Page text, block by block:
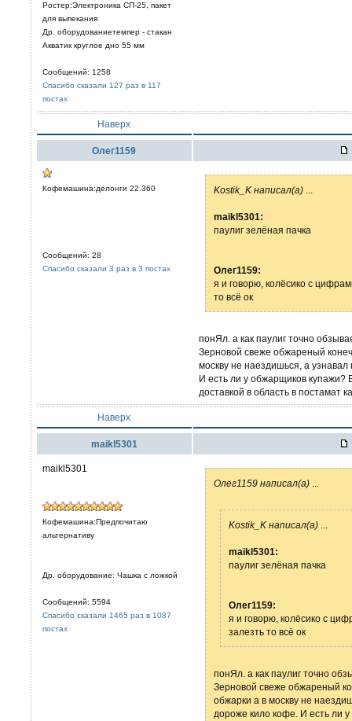
Ростер:Электроника СП-25, пакет
для выпекания
Др. оборудованиетемпер - стакан
Акватик круглое дно 55 мм
Сообщений: 1258
Спасибо сказали 127 раз в 117
постах
Наверх
Олег1159
Кофемашина:делонги 22.360
Сообщений: 28
Спасибо сказали 3 раз в 3 постах
Kostik_K написал(а)
maikl5301:
паулиг зелёная пачка
Олег1159:
я и говорю, колёсико с
то всё ок
понЯл. а как паулиг точно
Зерновой свеже обжареный
москву не наездишься, а узнавал
И есть ли у обжарщиков купажи?
доставкой в область в постамат
Наверх
maikl5301
maikl5301
Кофемашина:Предпочитаю
альтернативу
Др. оборудование: Чашка с ложкой
Сообщений: 5594
Спасибо сказали 1465 раз в 1087
постах
Олег1159 написал(а)
Kostik_K написал(а)
maikl5301:
паулиг зелёная пачка
Олег1159:
я и говорю, колёсико с
залезть то всё ок
понЯл. а как паулиг точно
Зерновой свеже обжареный
обжарки а в москву не
дороже кило кофе. И есть ли